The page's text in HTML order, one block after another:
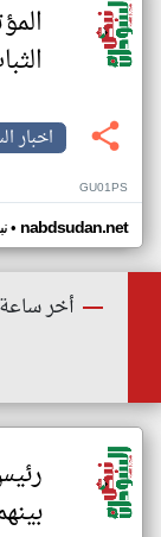
اخبار
GU01PS
• nabdsudan.net
أخر